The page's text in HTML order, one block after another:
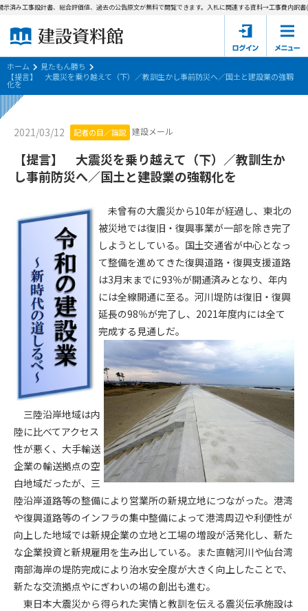
建設資料館とは
東京都の入札資料
国土交通省の入札資料
見たもん勝ち
サポーター会員一覧
会社概要 お問い合わせ
個人情報保護方針
会員規約
み工事設計書、総合評価値、過去の公告原文が無料で閲覧できます。入札に関連する資料→工事費内訳書(
ホーム
見たもん勝ち
【提言】 大震災を乗り越えて（下）／教訓生かし事前防災へ／国土と建設業の強靱
化を
2021/03/12 記者の目／論説 建設メール
【提言】 大震災を乗り越えて（下）／教訓生か
し事前防災へ／国土と建設業の強靱化を
未曾有の大震災から10年が経過し、東北の
被災地では復旧・復興事業が一部を除き完了
しようとしている。国土交通省が中心となっ
て整備を進めてきた復興道路・復興支援道路
は3月末までに93％が開通済みとなり、年内
には全線開通に至る。河川堤防は復旧・復興
延長の98％が完了し、2021年度内には全て
完成する見通しだ。
三陸沿岸地域は内
陸に比べてアクセス
性が悪く、大手輸送
企業の輸送拠点の空
白地域だったが、三
陸沿岸道路等の整備により営業所の新規立地につながった。港湾
や復興道路等のインフラの集中整備によって港湾周辺や利便性が
向上した地域では新規企業の立地と工場の増設が活発化し、新た
な企業投資と新規雇用を生み出している。また直轄河川や仙台湾
南部海岸の堤防完成により治水安全度が大きく向上したことで、
新たな交流拠点やにぎわいの場の創出も進む。
東日本大震災から得られた実情と教訓を伝える震災伝承施設は
第1条（規約の目的）
1. 本規約は、建設資料館が提供するサポーター会あ本員、無料
2. 管理者が建設資料館WEB上で随時掲載するルールは本規約の
一部を構成するものとします。
第2条（規約の変更）
本規約は、会員の了承を得ることなく、随時変更されることが
あります。変更内容は、建設資料館WEB上に表示した時点で直
ちに全ての会員が了承したものとみなします。
第4条（会員審査および資格の取り消し）
会員とは、本規約を承諾の上、所定の会員申込手続きを完了
後、管理者がこれを承認した者をいいます。
第4条（会員の定義と登録）
1. 管理者は前条により審査の結果、会員申込みをした者が以下
の何れかの項目に該当することがわかった場合、その者の会
員としての権限を承認しないことがあります。
(1) 会員申し込みをした者が実在しなかった場合
(2) 本規約に違反した場合/li>
(3) 会員申し込みの際、申告事項に虚偽があった場合
(4) 会員申込者が管理者所定の手続き通りに会員申込手続き処
理を行わなかった場合
(5) その他管理者が会員とすることを不適当と判断した場合
2. 管理者は承認後であっても承認した会員が前項の何れかに該
当することが判明した場合、会員資格を取り消すことがあり
ます。